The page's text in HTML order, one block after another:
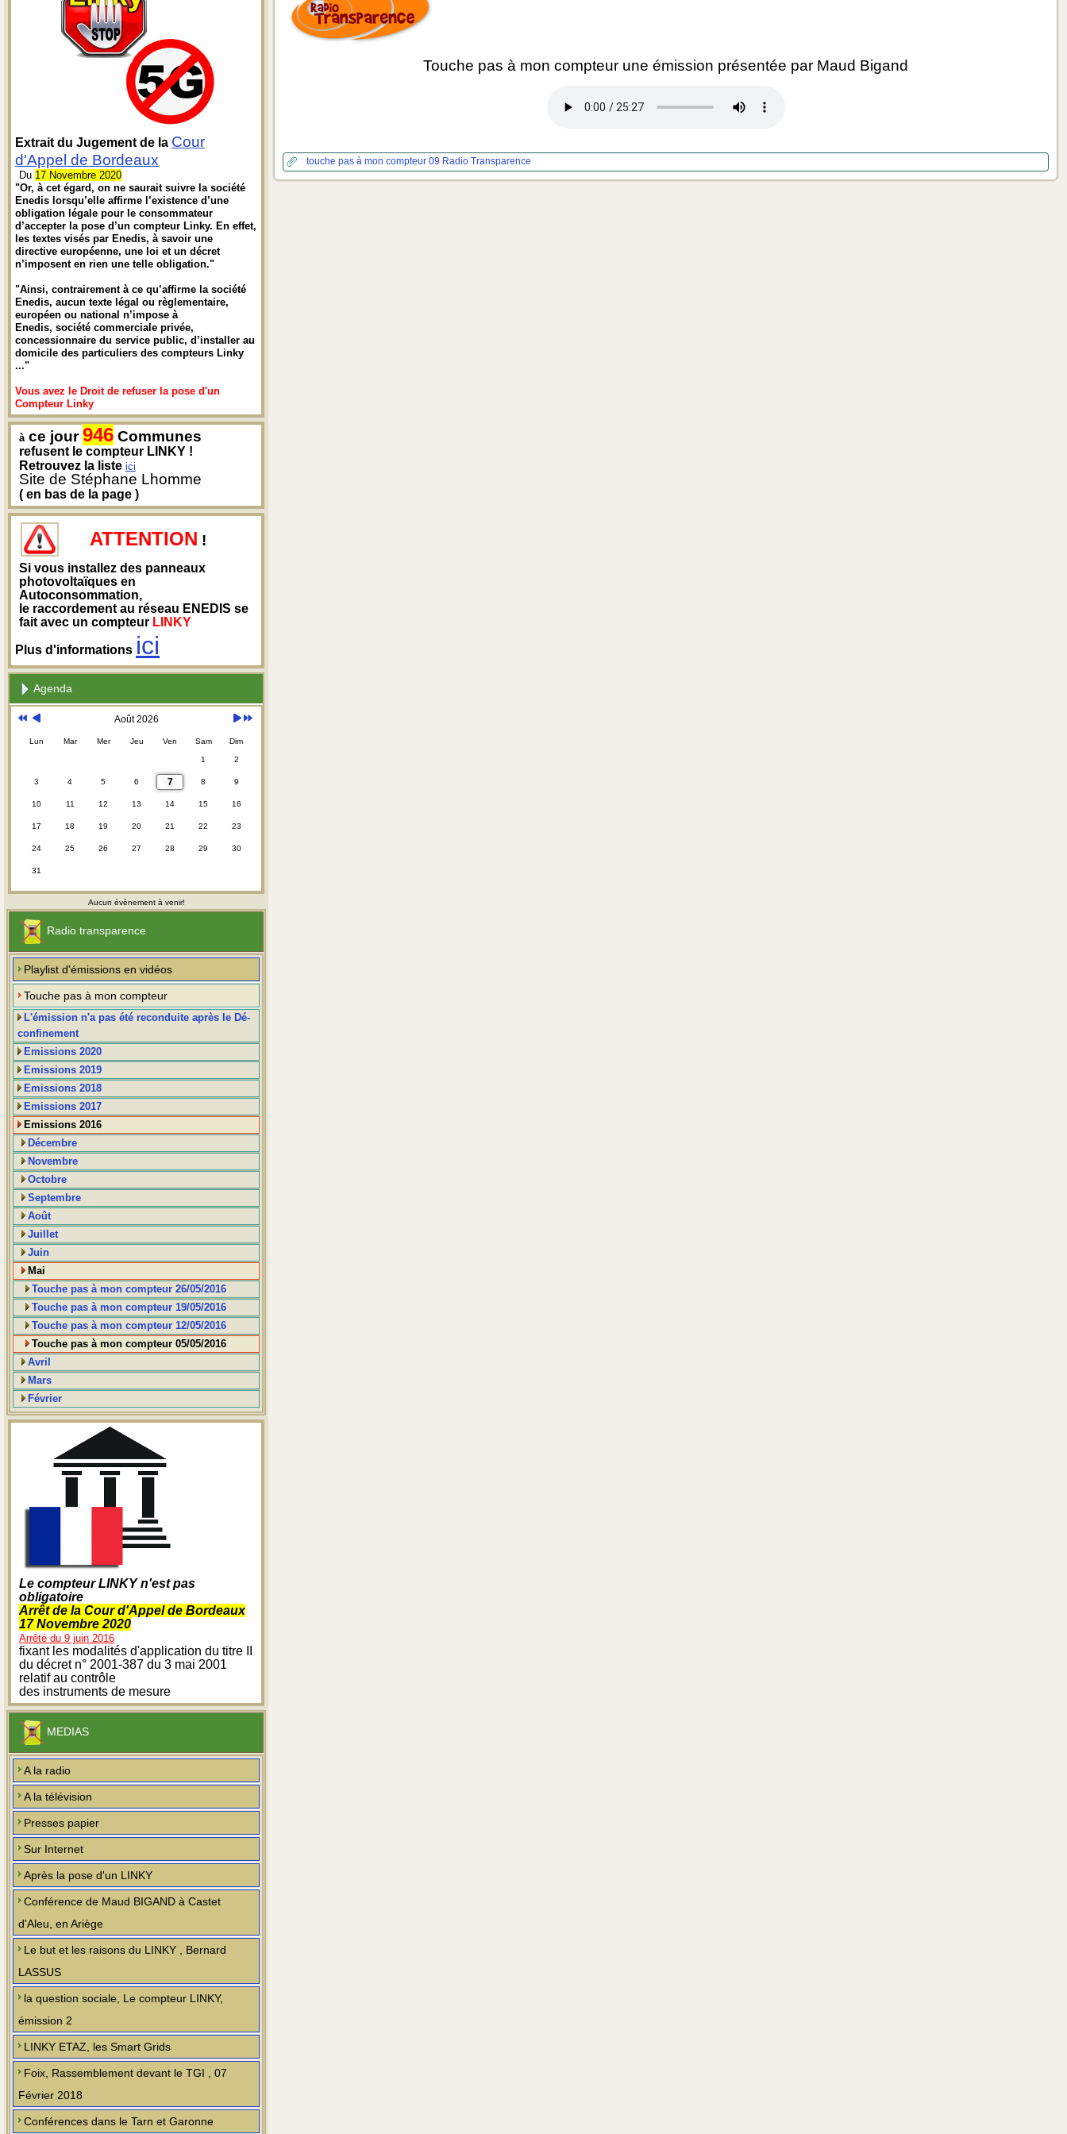
Extrait du Jugement de la Cour
d'Appel de Bordeaux
Du 17 Novembre 2020
"Or, à cet égard, on ne saurait suivre la société
Enedis lorsqu’elle affirme l’existence d’une
obligation légale pour le consommateur
d’accepter la pose d’un compteur Linky. En effet,
les textes visés par Enedis, à savoir une
directive européenne, une loi et un décret
n’imposent en rien une telle obligation."
"Ainsi, contrairement à ce qu’affirme la société
Enedis, aucun texte légal ou règlementaire,
européen ou national n’impose à
Enedis, société commerciale privée,
concessionnaire du service public, d’installer au
domicile des particuliers des compteurs Linky
..."
Vous avez le Droit de refuser la pose d'un
Compteur Linky
à ce jour946 Communes
refusent le compteur LINKY !
Retrouvez la liste ici
Site de Stéphane Lhomme
( en bas de la page )
ATTENTION !
Si vous installez des panneaux
photovoltaïques en
Autoconsommation,
le raccordement au réseau ENEDIS se
fait avec un compteur LINKY
Plus d'informations ici
Agenda
Août 2026
Lun Mar Mer Jeu Ven Sam Dim
1 2
3 4 5 6 7 8 9
10 11 12 13 14 15 16
17 18 19 20 21 22 23
24 25 26 27 28 29 30
31
Aucun évènement à venir!
Radio transparence
Playlist d'émissions en vidéos
Touche pas à mon compteur
L'émission n'a pas été reconduite après le Dé-
confinement
Emissions 2020
Emissions 2019
Emissions 2018
Emissions 2017
Emissions 2016
Décembre
Novembre
Octobre
Septembre
Août
Juillet
Juin
Mai
Touche pas à mon compteur 26/05/2016
Touche pas à mon compteur 19/05/2016
Touche pas à mon compteur 12/05/2016
Touche pas à mon compteur 05/05/2016
Avril
Mars
Février
Le compteur LINKY n'est pas
obligatoire
Arrêt de la Cour d'Appel de Bordeaux
17 Novembre 2020
Arrêté du 9 juin 2016
fixant les modalités d'application du titre II
du décret n° 2001-387 du 3 mai 2001
relatif au contrôle
des instruments de mesure
MEDIAS
A la radio
A la télévision
Presses papier
Sur Internet
Après la pose d'un LINKY
Conférence de Maud BIGAND à Castet
d'Aleu, en Ariège
Le but et les raisons du LINKY , Bernard
LASSUS
la question sociale, Le compteur LINKY,
émission 2
LINKY ETAZ, les Smart Grids
Foix, Rassemblement devant le TGI , 07
Février 2018
Conférences dans le Tarn et Garonne
Touche pas à mon compteur une émission présentée par Maud Bigand
touche pas à mon compteur 09 Radio Transparence